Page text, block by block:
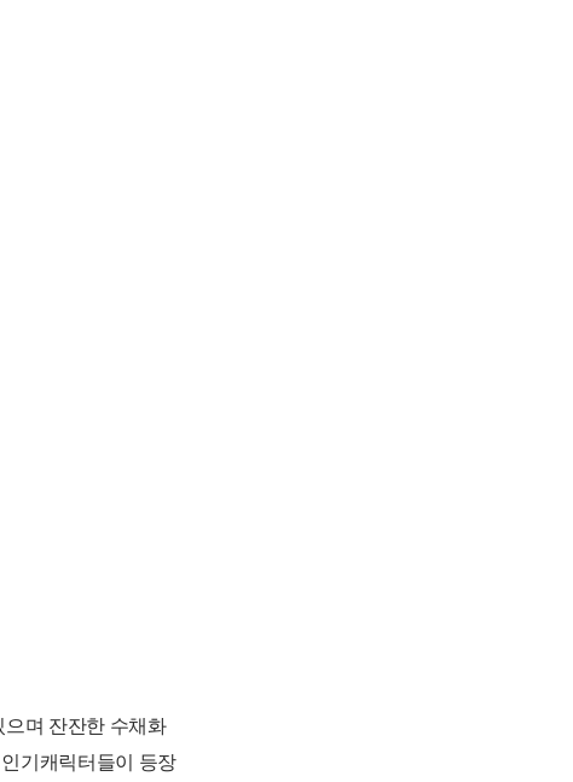
며 잔잔한 수채화
기캐릭터들이 등장